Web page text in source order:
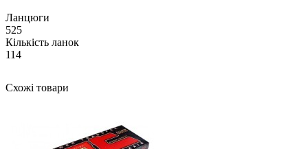
Ланцюги
525
Кількість ланок
114
Схожі товари